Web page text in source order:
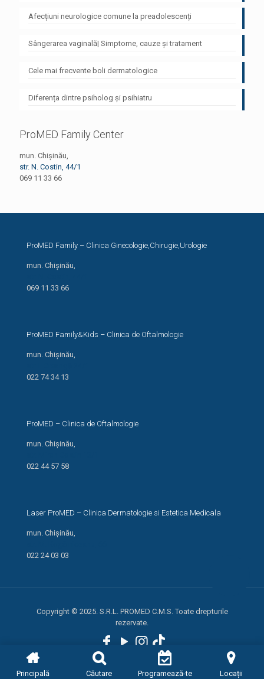
Afecțiuni neurologice comune la preadolescenți
Sângerarea vaginală| Simptome, cauze și tratament
Cele mai frecvente boli dermatologice
Diferența dintre psiholog și psihiatru
ProMED Family Center
mun. Chișinău,
str. N. Costin, 44/1
069 11 33 66
ProMED Family – Clinica Ginecologie,Chirugie,Urologie
mun. Chișinău,
069 11 33 66
ProMED Family&Kids – Clinica de Oftalmologie
mun. Chișinău,
022 74 34 13
ProMED – Clinica de Oftalmologie
mun. Chișinău,
022 44 57 58
Laser ProMED – Clinica Dermatologie si Estetica Medicala
mun. Chișinău,
022 24 03 03
Copyright © 2025. S.R.L. PROMED C.M.S. Toate drepturile
rezervate.
Principală Căutare Programează-te Locații